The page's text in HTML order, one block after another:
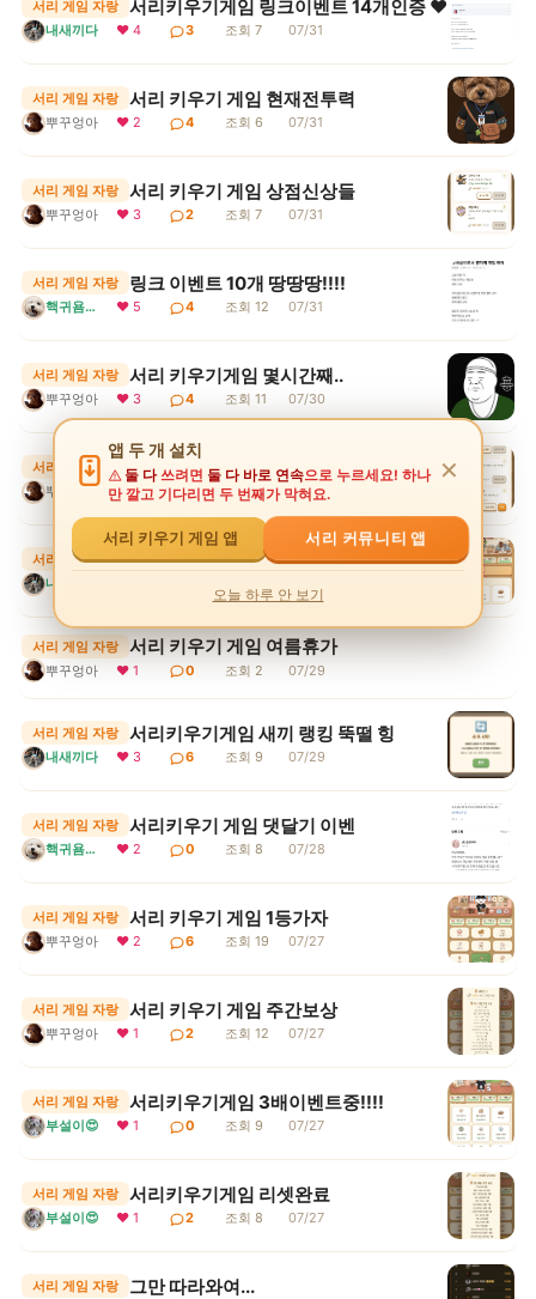
서리 게임 자랑 서리키우기게임 링크이벤트 14개인증 ♥
내새끼다 ❤ 4 3 조회 7 07/31
서리 게임 자랑 서리 키우기 게임 현재전투력
뿌꾸엉아 ❤ 2 4 조회 6 07/31
서리 게임 자랑 서리 키우기 게임 상점신상들
뿌꾸엉아 ❤ 3 2 조회 7 07/31
서리 게임 자랑 링크 이벤트 10개 땅땅땅!!!!
핵귀욤서리 ❤ 5 4 조회 12 07/31
서리 게임 자랑 서리 키우기게임 몇시간째..
뿌꾸엉아 ❤ 3 4 조회 11 07/30
서리 게임 자랑 서리 키우기 게임 상점에 강화석을?
뿌꾸엉아 ❤ 1 6 조회 6 07/30
서리 게임 자랑 서리키우기게임 New ♥상점추가♥
내새끼다
서리 게임 자랑 서리 키우기 게임 여름휴가
뿌꾸엉아 ❤ 1 0 조회 2 07/29
서리 게임 자랑 서리키우기게임 새끼 랭킹 뚝떨 힝
내새끼다 ❤ 3 6 조회 9 07/29
서리 게임 자랑 서리키우기 게임 댓달기 이벤
핵귀욤서리 ❤ 2 0 조회 8 07/28
서리 게임 자랑 서리 키우기 게임 1등가자
뿌꾸엉아 ❤ 2 6 조회 19 07/27
서리 게임 자랑 서리 키우기 게임 주간보상
뿌꾸엉아 ❤ 1 2 조회 12 07/27
서리 게임 자랑 서리키우기게임 3배이벤트중!!!!
부설이😍 ❤ 1 0 조회 9 07/27
서리 게임 자랑 서리키우기게임 리셋완료
부설이😍 ❤ 1 2 조회 8 07/27
서리 게임 자랑 그만 따라와여...
앱 두 개 설치
둘 다쓰려면 둘 다 바로 연속으로 누르세요! 하나
만 깔고 기다리면 두 번째가 막혀요.
✕
서리 키우기 게임 앱 서리 커뮤니티 앱
오늘 하루 안 보기